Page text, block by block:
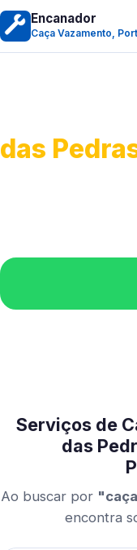
Encanador
Caça Vazamento,
das
Serviços de
das
Ao buscar por
encontra